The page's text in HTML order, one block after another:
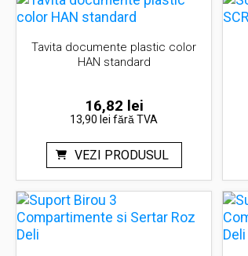
Tavita documente plastic color
HAN standard
16,82 lei
13,90 leifără TVA
VEZI PRODUSUL